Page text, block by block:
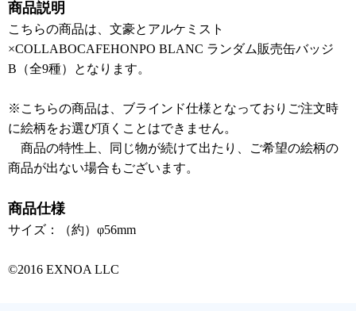
商品説明
こちらの商品は、文豪とアルケミスト
×COLLABOCAFEHONPO BLANC ランダム販売缶バッジ
B（全9種）となります。
※こちらの商品は、ブラインド仕様となっておりご注文時
に絵柄をお選び頂くことはできません。
商品の特性上、同じ物が続けて出たり、ご希望の絵柄の
商品が出ない場合もございます。
商品仕様
サイズ：（約）φ56mm
©2016 EXNOA LLC